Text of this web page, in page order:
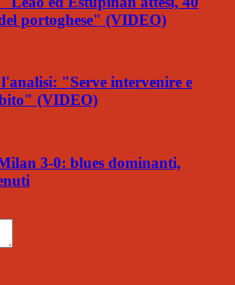
portoghese" (VIDEO)
"Serve intervenire e
(VIDEO)
3-0: blues dominanti,